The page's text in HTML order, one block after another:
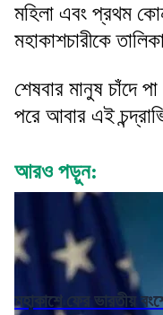
মহিলা এবং প্রথম
মহাকাশচারীকে
শেষবার মানুষ চাঁদে
পরে আবার এই
আরও পড়ুন:
মহাকাশে ফের ভারতীয়